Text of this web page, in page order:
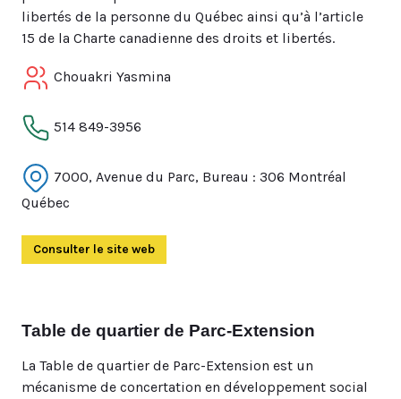
libertés de la personne du Québec ainsi qu’à l’article
15 de la Charte canadienne des droits et libertés.
Chouakri Yasmina
514 849-3956
7000, Avenue du Parc, Bureau : 306 Montréal
Québec
Consulter le site web
Table de quartier de Parc-Extension
La Table de quartier de Parc-Extension est un
mécanisme de concertation en développement social